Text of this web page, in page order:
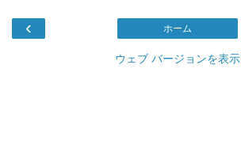
‹ ホーム
ウェブ バージョンを表示